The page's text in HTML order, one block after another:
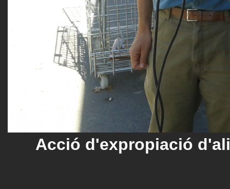
Acció d'expropiació